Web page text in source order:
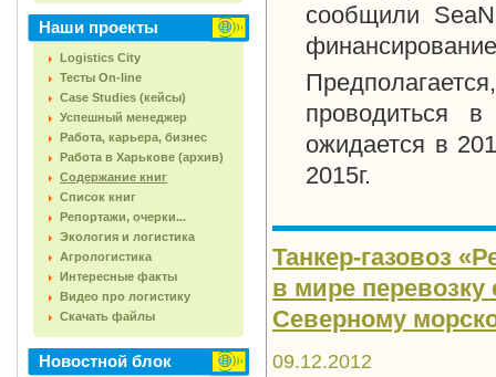
Наши проекты
Logistics City
Тесты On-line
Case Studies (кейсы)
Успешный менеджер
Работа, карьера, бизнес
Работа в Харькове (архив)
Содержание книг
Список книг
Репортажи, очерки...
Экология и логистика
Агрологистика
Интересные факты
Видео про логистику
Скачать файлы
Новостной блок
сообщили
проводиться
ожидается в
2015г.
Танкер-газовоз
в мире перевозку
Северному
09.12.2012